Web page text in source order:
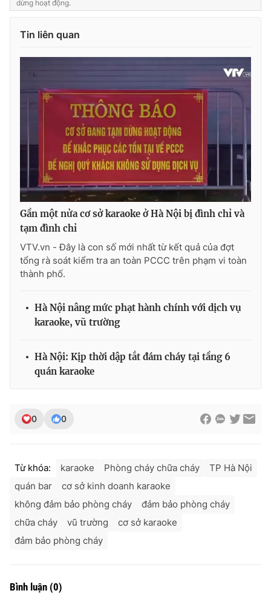
dừng hoạt động.
Tin liên quan
Gần một nửa cơ sở karaoke ở Hà Nội bị đình chỉ và
tạm đình chỉ
VTV.vn - Đây là con số mới nhất từ kết quả của đợt
tổng rà soát kiểm tra an toàn PCCC trên phạm vi toàn
thành phố.
Hà Nội nâng mức phạt hành chính với dịch vụ
karaoke, vũ trường
Hà Nội: Kịp thời dập tắt đám cháy tại tầng 6
quán karaoke
0 0
Từ khóa: karaoke Phòng cháy chữa cháy
TP Hà Nội
quán bar
cơ sở kinh doanh karaoke
không đảm bảo phòng cháy
đảm bảo phòng cháy
chữa cháy
vũ trường
cơ sở karaoke
đảm bảo phòng cháy
Bình luận (0)